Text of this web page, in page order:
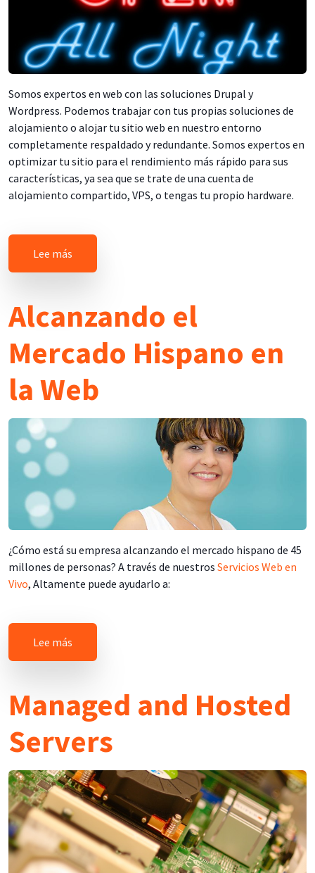
Somos expertos en web con las soluciones Drupal y
Wordpress. Podemos trabajar con tus propias soluciones de
alojamiento o alojar tu sitio web en nuestro entorno
completamente respaldado y redundante. Somos expertos en
optimizar tu sitio para el rendimiento más rápido para sus
características, ya sea que se trate de una cuenta de
alojamiento compartido, VPS, o tengas tu propio hardware.
Lee más
Alcanzando el
Mercado Hispano en
la Web
¿Cómo está su empresa alcanzando el mercado hispano de 45
millones de personas? A través de nuestros Servicios Web en
Vivo, Altamente puede ayudarlo a:
Lee más
Managed and Hosted
Servers